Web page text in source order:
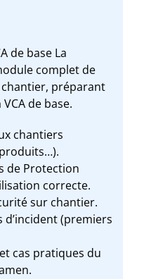
de base La
complet de
préparant
de base.
chantiers
de Protection
correcte.
sur chantier.
d’incident (premiers
cas pratiques du